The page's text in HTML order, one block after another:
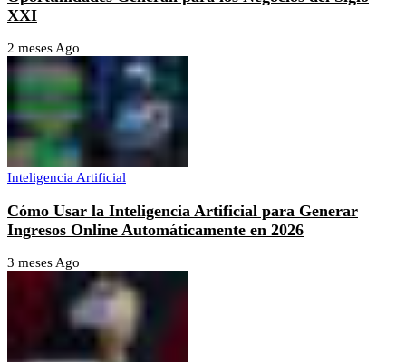
XXI
2 meses Ago
Inteligencia Artificial
Cómo Usar la Inteligencia Artificial para Generar
Ingresos Online Automáticamente en 2026
3 meses Ago